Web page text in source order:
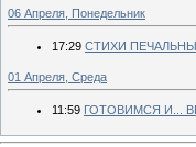
06 Апреля, Понедельник
17:29 СТИХИ ПЕЧАЛЬНЫ,
01 Апреля, Среда
11:59 ГОТОВИМСЯ И...